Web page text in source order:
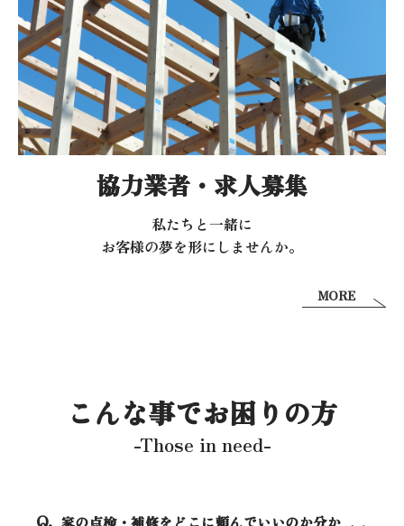
協力業者・求人募集
私たちと一緒に
お客様の夢を形にしませんか。
MORE
こんな事でお困りの方
-Those in need-
家の点検・補修をどこに頼んでいいのか分か